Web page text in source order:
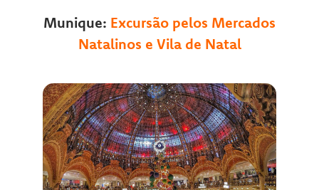
Munique: Excursão pelos Mercados
Natalinos e Vila de Natal